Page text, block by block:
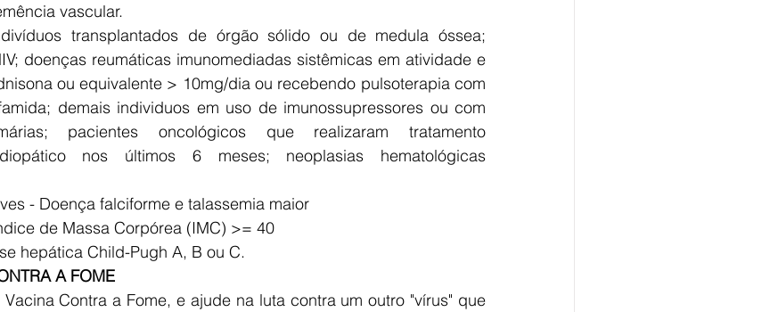
vascular.
transplantados de órgão sólido ou de medula óssea;
doenças reumáticas imunomediadas sistêmicas em atividade e
ou equivalente > 10mg/dia ou recebendo pulsoterapia com
demais individuos em uso de imunossupressores ou com
pacientes oncológicos que realizaram tratamento
nos últimos 6 meses; neoplasias hematológicas
- Doença falciforme e talassemia maior
de Massa Corpórea (IMC) >= 40
hepática Child-Pugh A, B ou C.
A FOME
Contra a Fome, e ajude na luta contra um outro "vírus" que